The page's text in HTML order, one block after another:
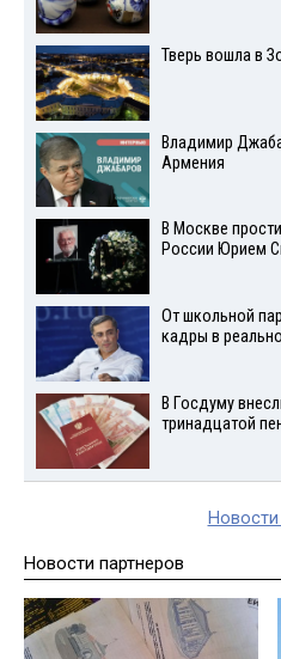
Тверь вошла в
Владимир
Армения
В Москве
России Юрием
От школьной
кадры в
В Госдуму
тринадцатой
Новости партнеров